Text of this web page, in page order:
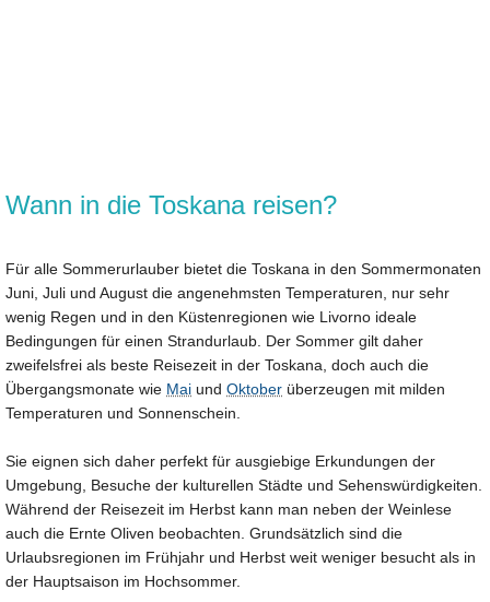
Wann in die Toskana reisen?
Für alle Sommerurlauber bietet die Toskana in den Sommermonaten
Juni, Juli und August die angenehmsten Temperaturen, nur sehr
wenig Regen und in den Küstenregionen wie Livorno ideale
Bedingungen für einen Strandurlaub. Der Sommer gilt daher
zweifelsfrei als beste Reisezeit in der Toskana, doch auch die
Übergangsmonate wie Mai und Oktober überzeugen mit milden
Temperaturen und Sonnenschein.
Sie eignen sich daher perfekt für ausgiebige Erkundungen der
Umgebung, Besuche der kulturellen Städte und Sehenswürdigkeiten.
Während der Reisezeit im Herbst kann man neben der Weinlese
auch die Ernte Oliven beobachten. Grundsätzlich sind die
Urlaubsregionen im Frühjahr und Herbst weit weniger besucht als in
der Hauptsaison im Hochsommer.